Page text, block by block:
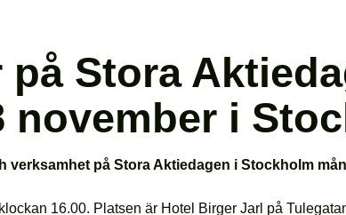
Stora
november i
på Stora Aktiedagen i Stockholm
16.00. Platsen är Hotel Birger Jarl på